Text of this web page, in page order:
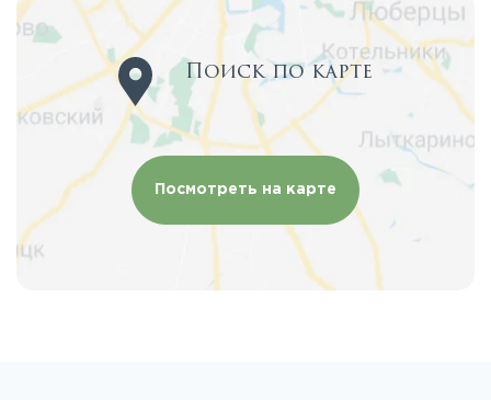
Поиск по карте
Посмотреть на карте